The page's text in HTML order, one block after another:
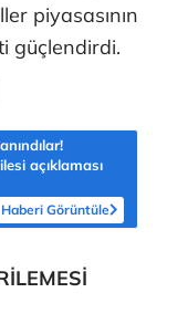
piyasasının
güçlendirdi.
açıklaması
Haberi Görüntüle